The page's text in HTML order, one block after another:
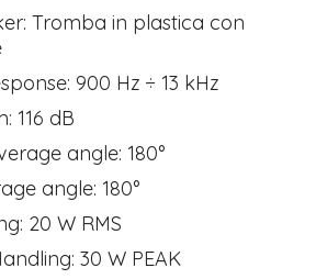
Tromba in plastica con
900 Hz ÷ 13 kHz
116 dB
angle: 180°
angle: 180°
20 W RMS
30 W PEAK